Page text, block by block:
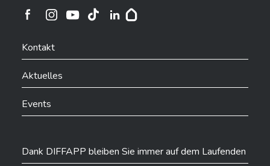
Ville de Differdange sur Instagram
Kontakt
Aktuelles
Events
Dank DIFFAPP bleiben Sie immer auf dem Laufenden